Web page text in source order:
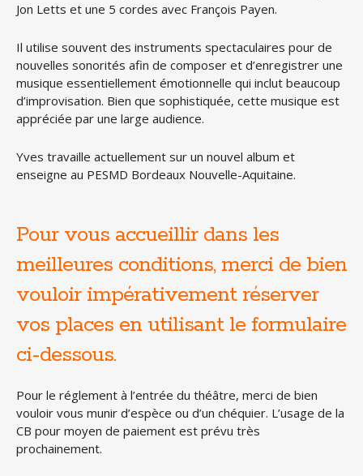
Jon Letts et une 5 cordes avec François Payen.
Il utilise souvent des instruments spectaculaires pour de
nouvelles sonorités afin de composer et d’enregistrer une
musique essentiellement émotionnelle qui inclut beaucoup
d’improvisation. Bien que sophistiquée, cette musique est
appréciée par une large audience.
Yves travaille actuellement sur un nouvel album et
enseigne au PESMD Bordeaux Nouvelle-Aquitaine.
Pour vous accueillir dans les
meilleures conditions, merci de bien
vouloir impérativement réserver
vos places en utilisant le formulaire
ci-dessous.
Pour le réglement à l’entrée du théâtre, merci de bien
vouloir vous munir d’espèce ou d’un chéquier. L’usage de la
CB pour moyen de paiement est prévu très
prochainement.